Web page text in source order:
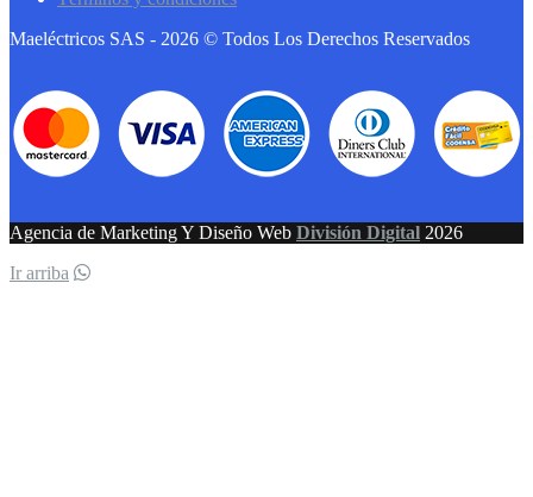
Maeléctricos SAS - 2026 © Todos Los Derechos Reservados
Agencia de Marketing Y Diseño Web División Digital 2026
Ir arriba